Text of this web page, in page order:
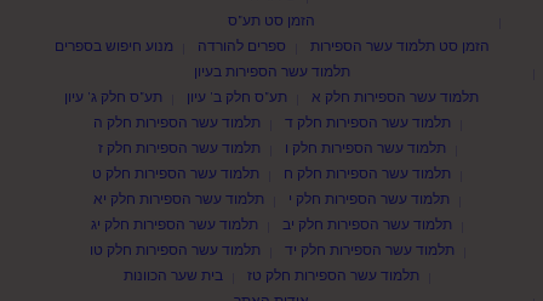
הזמן סט תע"ס
הזמן סט תלמוד עשר הספירות
ספרים להורדה
מנוע חיפוש בספרים
תלמוד עשר הספירות בעיון
תלמוד עשר הספירות חלק א
תע"ס חלק ב' עיון
תע"ס חלק ג' עיון
תלמוד עשר הספירות חלק ד
תלמוד עשר הספירות חלק ה
תלמוד עשר הספירות חלק ו
תלמוד עשר הספירות חלק ז
תלמוד עשר הספירות חלק ח
תלמוד עשר הספירות חלק ט
תלמוד עשר הספירות חלק י
תלמוד עשר הספירות חלק יא
תלמוד עשר הספירות חלק יב
תלמוד עשר הספירות חלק יג
תלמוד עשר הספירות חלק יד
תלמוד עשר הספירות חלק טו
תלמוד עשר הספירות חלק טז
בית שער הכוונות